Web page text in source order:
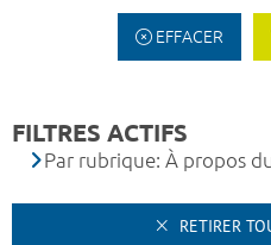
EFFACER
FILTRES ACTIFS
Par rubrique: À propos
RETIRER